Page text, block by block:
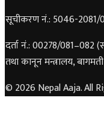
सूचीकरण नं.: 5046-2081/
दर्ता नं.: 00278/081–082
तथा कानून मन्त्रालय,
© 2026 Nepal Aaja. All